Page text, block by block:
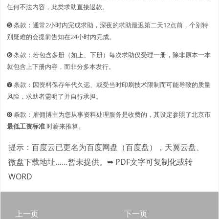
任何不法内容，此类求助直接退款。
➎ 条款：通常2小时内完成求助，深夜的求助最迟第二天12点前，个别特
别疑难的会提前告知在24小时内完成。
➏ 条款：若包含多册（如上、下册）每次求助仅受理一册，除非原本一本
就包含上下册内容，而非分多本发行。
➐ 条款：因资料保存年代久远、或受当时印刷技术限制而可能导致的质量
风险，求助者需明了并自行承担。
➑ 条款：雇佣博主为您从事资料处理服务是收费的，其设定参照了北京市
最低工资标准时薪来推算。
提示：百度云已更名为百度网盘（百度盘），天翼云盘、
微盘下载地址……暂未提供。 ➥ PDF文字可复制化或转
WORD
上一页
下一页